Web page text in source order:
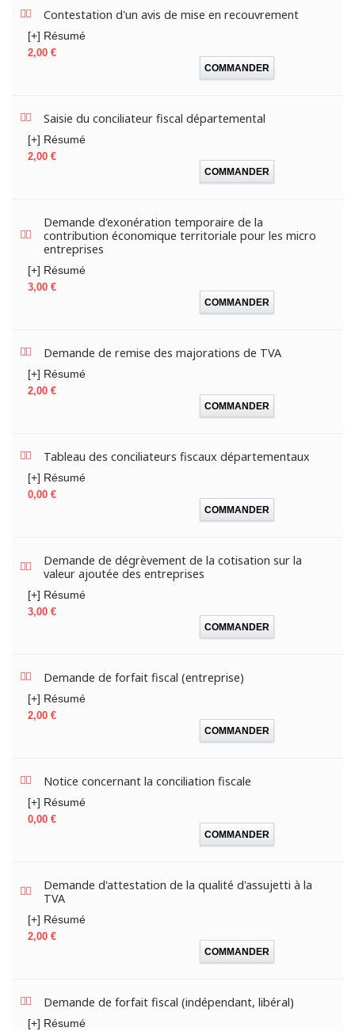
Contestation d'un avis de mise en recouvrement
[+] Résumé
Prix
2,00 €
COMMANDER
Saisie du conciliateur fiscal départemental
[+] Résumé
Prix
2,00 €
COMMANDER
Demande d'exonération temporaire de la
contribution économique territoriale pour les micro
entreprises
[+] Résumé
Prix
3,00 €
COMMANDER
Demande de remise des majorations de TVA
[+] Résumé
Prix
2,00 €
COMMANDER
Tableau des conciliateurs fiscaux départementaux
[+] Résumé
Prix
0,00 €
COMMANDER
Demande de dégrèvement de la cotisation sur la
valeur ajoutée des entreprises
[+] Résumé
Prix
3,00 €
COMMANDER
Demande de forfait fiscal (entreprise)
[+] Résumé
Prix
2,00 €
COMMANDER
Notice concernant la conciliation fiscale
[+] Résumé
Prix
0,00 €
COMMANDER
Demande d'attestation de la qualité d'assujetti à la
TVA
[+] Résumé
Prix
2,00 €
COMMANDER
Demande de forfait fiscal (indépendant, libéral)
[+] Résumé